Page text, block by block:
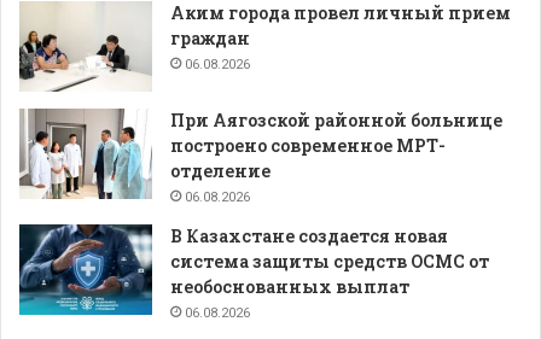
Аким города провел личный прием
граждан
06.08.2026
При Аягозской районной больнице
построено современное МРТ-
отделение
06.08.2026
В Казахстане создается новая
система защиты средств ОСМС от
необоснованных выплат
06.08.2026